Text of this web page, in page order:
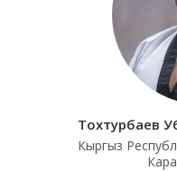
Тохтурбаев
Кыргыз